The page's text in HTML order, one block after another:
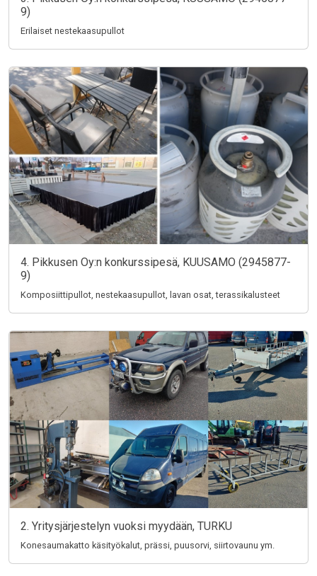
9)
Erilaiset nestekaasupullot
4. Pikkusen Oy:n konkurssipesä, KUUSAMO (2945877-
9)
Komposiittipullot, nestekaasupullot, lavan osat, terassikalusteet
2. Yritysjärjestelyn vuoksi myydään, TURKU
Konesaumakatto käsityökalut, prässi, puusorvi, siirtovaunu ym.